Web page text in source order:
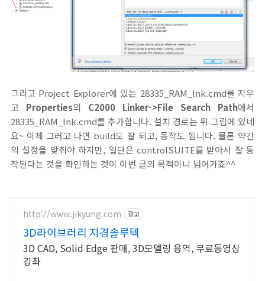
그리고 Project Explorer에 있는 28335_RAM_lnk.cmd를 지우
고 Properties의 C2000 Linker->File Search Path에서
28335_RAM_lnk.cmd를 추가합니다. 설치 경로는 위 그림에 있네
요~ 이제 그러고 나면 build도 잘 되고, 동작도 됩니다. 물론 약간
의 설정을 맞춰야 하지만, 일단은 controlSUITE를 받아서 잘 동
작된다는 것을 확인하는 것이 이번 글의 목적이니 넘어가죠^^
http://www.jikyung.com 광고
3D라이브러리 지경솔루텍
3D CAD, Solid Edge 판매, 3D모델링 용역, 무료동영상
강좌